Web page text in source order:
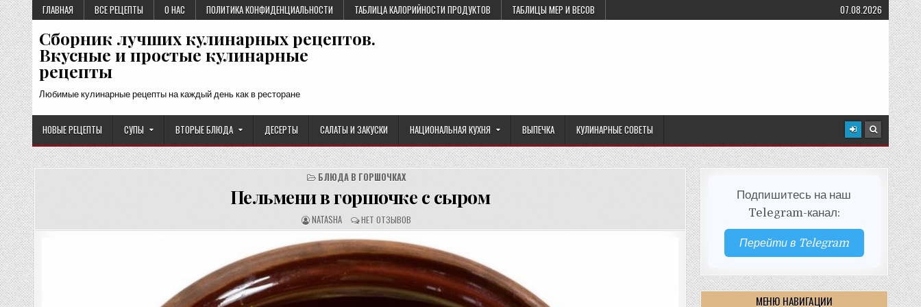
Перейти
к
содержимому
ГЛАВНАЯ ВСЕ РЕЦЕПТЫ О НАС ПОЛИТИКА КОНФИДЕНЦИАЛЬНОСТИ ТАБЛИЦА КАЛОРИЙНОСТИ ПРОДУКТОВ ТАБЛИЦЫ МЕР И ВЕСОВ 07.08.2026
Сборник лучших кулинарных рецептов.
Вкусные и простые кулинарные
рецепты
Любимые кулинарные рецепты на каждый день как в ресторане
НОВЫЕ РЕЦЕПТЫ СУПЫ ВТОРЫЕ БЛЮДА ДЕСЕРТЫ САЛАТЫ И ЗАКУСКИ НАЦИОНАЛЬНАЯ КУХНЯ ВЫПЕЧКА КУЛИНАРНЫЕ СОВЕТЫ
БЛЮДА В ГОРШОЧКАХ
Пельмени в горшочке с сыром
А
В
Т
О
Р
Р
Е
Ц
П
Т
NATASHA О
Т
З
Ы
В
Ы
:
НЕТ ОТЗЫВОВ
Подпишитесь на наш
Telegram-канал:
Перейти в Telegram
МЕНЮ НАВИГАЦИИ